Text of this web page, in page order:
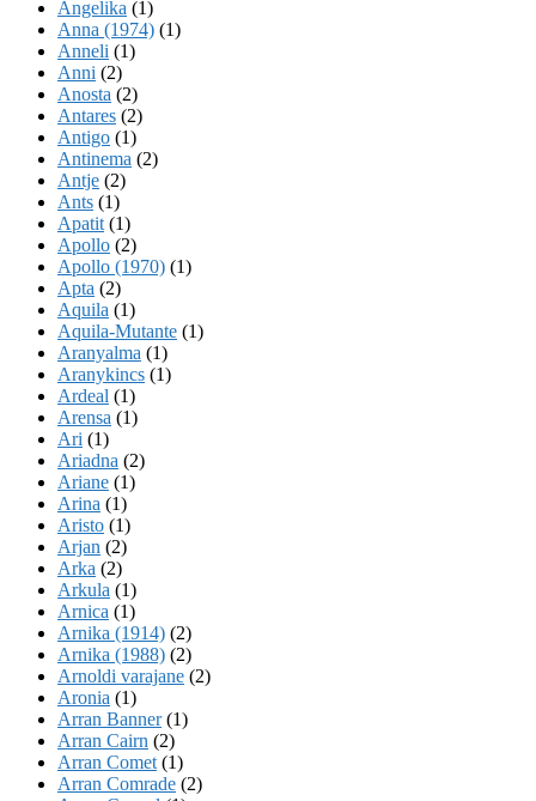
Angelika (1)
Anna (1974) (1)
Anneli (1)
Anni (2)
Anosta (2)
Antares (2)
Antigo (1)
Antinema (2)
Antje (2)
Ants (1)
Apatit (1)
Apollo (2)
Apollo (1970) (1)
Apta (2)
Aquila (1)
Aquila-Mutante (1)
Aranyalma (1)
Aranykincs (1)
Ardeal (1)
Arensa (1)
Ari (1)
Ariadna (2)
Ariane (1)
Arina (1)
Aristo (1)
Arjan (2)
Arka (2)
Arkula (1)
Arnica (1)
Arnika (1914) (2)
Arnika (1988) (2)
Arnoldi varajane (2)
Aronia (1)
Arran Banner(1)
Arran Cairn (2)
Arran Comet (1)
Arran Comrade (2)